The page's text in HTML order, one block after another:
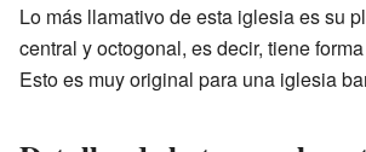
Lo más llamativo de esta iglesia es su
central y octogonal, es decir, tiene
Esto es muy original para una iglesia